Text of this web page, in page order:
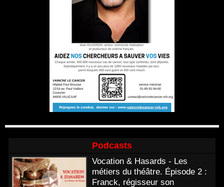
Podcasts
Vocation & Hasards - Les
métiers du théâtre. Épisode 2 :
Franck, régisseur son